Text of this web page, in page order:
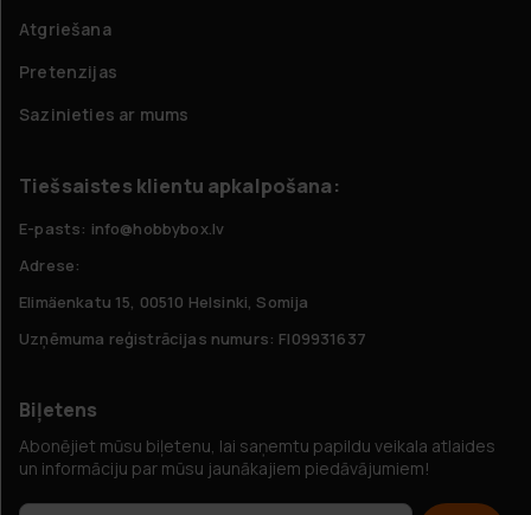
Atgriešana
Pretenzijas
Sazinieties ar mums
Tiešsaistes klientu apkalpošana:
E-pasts: info@hobbybox.lv
Adrese:
Elimäenkatu 15, 00510 Helsinki, Somija
Uzņēmuma reģistrācijas numurs: FI09931637
Biļetens
Abonējiet mūsu biļetenu, lai saņemtu papildu veikala atlaides
un informāciju par mūsu jaunākajiem piedāvājumiem!